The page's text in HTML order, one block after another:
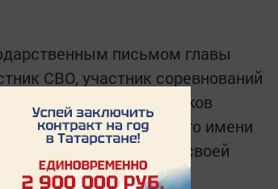
письмом главы
СВО, участник соревнований
среди участников
Он тоже от своего имени
их быть патриотами своей